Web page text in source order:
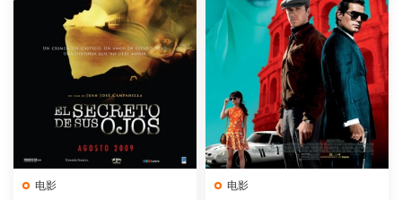
电影 电影